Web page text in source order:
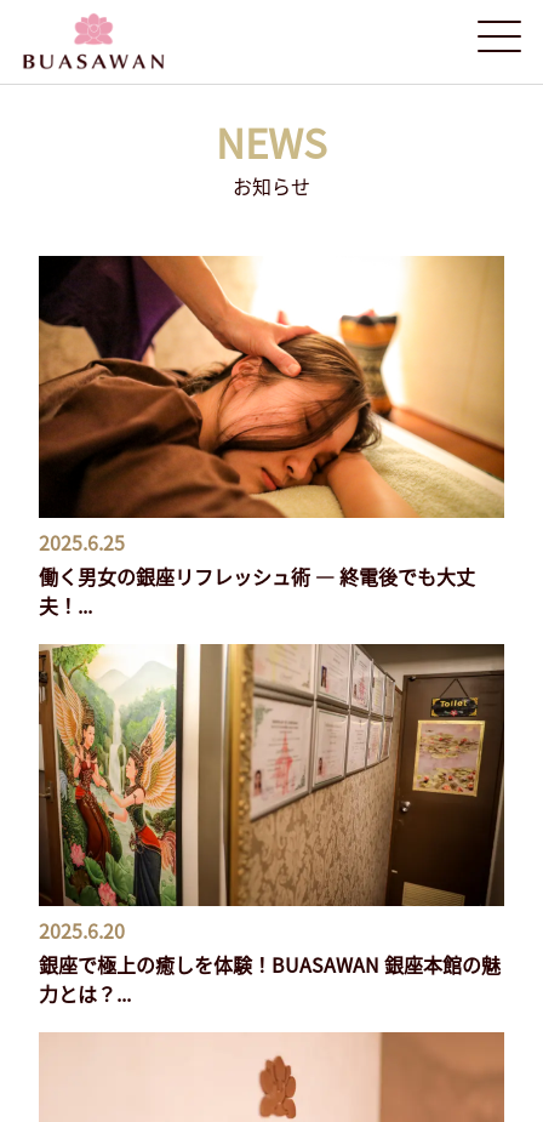
NEWS
お知らせ
2025.6.25
働く男女の銀座リフレッシュ術 ― 終電後でも大丈
夫！...
2025.6.20
銀座で極上の癒しを体験！BUASAWAN 銀座本館の魅
力とは？...